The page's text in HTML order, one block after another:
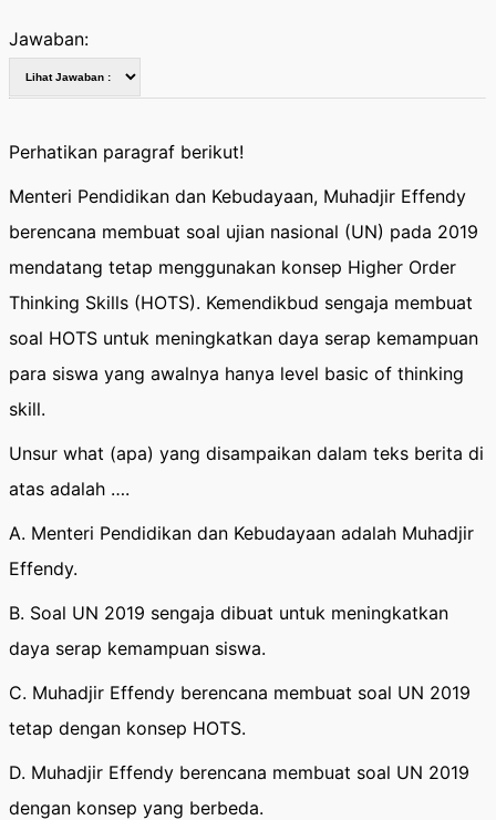
Jawaban:
Perhatikan paragraf berikut!
Menteri Pendidikan dan Kebudayaan, Muhadjir Effendy
berencana membuat soal ujian nasional (UN) pada 2019
mendatang tetap menggunakan konsep Higher Order
Thinking Skills (HOTS). Kemendikbud sengaja membuat
soal HOTS untuk meningkatkan daya serap kemampuan
para siswa yang awalnya hanya level basic of thinking
skill.
Unsur what (apa) yang disampaikan dalam teks berita di
atas adalah ….
A. Menteri Pendidikan dan Kebudayaan adalah Muhadjir
Effendy.
B. Soal UN 2019 sengaja dibuat untuk meningkatkan
daya serap kemampuan siswa.
C. Muhadjir Effendy berencana membuat soal UN 2019
tetap dengan konsep HOTS.
D. Muhadjir Effendy berencana membuat soal UN 2019
dengan konsep yang berbeda.